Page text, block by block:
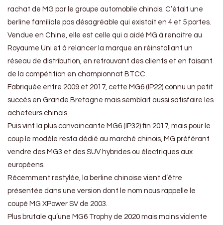
rachat de MG par le groupe automobile chinois. C’était une
berline familiale pas désagréable qui existait en 4 et 5 portes.
Vendue en Chine, elle est celle qui a aidé MG à renaitre au
Royaume Uni et à relancer la marque en réinstallant un
réseau de distribution, en retrouvant des clients et en faisant
de la compétition en championnat BTCC.
Fabriquée entre 2009 et 2017, cette MG6 (IP22) connu un petit
succès en Grande Bretagne mais semblait aussi satisfaire les
acheteurs chinois.
Puis vint la plus convaincante MG6 (IP32) fin 2017, mais pour le
coup le modèle resta dédié au marché chinois, MG préférant
vendre des MG3 et des SUV hybrides ou électriques aux
européens.
Récemment restylée, la berline chinoise vient d’être
présentée dans une version dont le nom nous rappelle le
coupé MG XPower SV de 2003.
Plus brutale qu’une MG6 Trophy de 2020 mais moins violente